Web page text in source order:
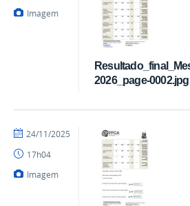
2026_page-0002.jpg
Imagem
por
publicado
24/11/2025
17h04
Imagem